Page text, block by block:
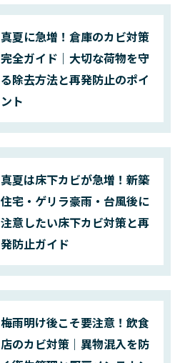
真夏に急増！倉庫のカビ対策
完全ガイド｜大切な荷物を守
る除去方法と再発防止のポイ
ント
真夏は床下カビが急増！新築
住宅・ゲリラ豪雨・台風後に
注意したい床下カビ対策と再
発防止ガイド
梅雨明け後こそ要注意！飲食
店のカビ対策｜異物混入を防